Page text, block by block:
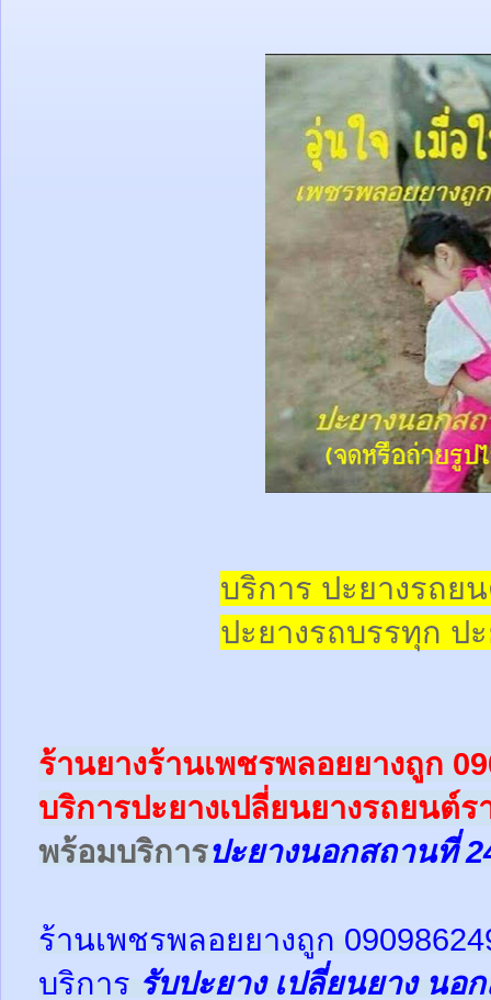
บริการ ปะยางรถย
ปะยางรถบรรทุก ป
ร้านยางร้านเพชรพลอยยางถูก
บริการปะยางเปลี่ยนยางรถยนต์ร
พร้อมบริการปะยางนอกสถานที่
ร้านเพชรพลอยยางถูก
บริการ รับปะยาง เปลี่ยนยาง นอ